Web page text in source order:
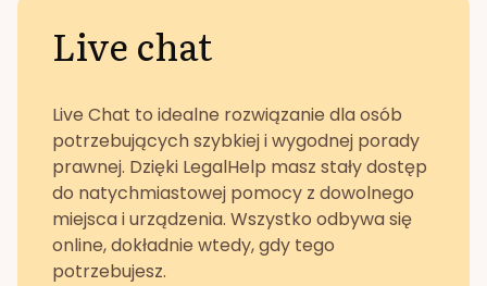
Live chat
Live Chat to idealne rozwiązanie dla osób
potrzebujących szybkiej i wygodnej porady
prawnej. Dzięki LegalHelp masz stały dostęp
do natychmiastowej pomocy z dowolnego
miejsca i urządzenia. Wszystko odbywa się
online, dokładnie wtedy, gdy tego
potrzebujesz.